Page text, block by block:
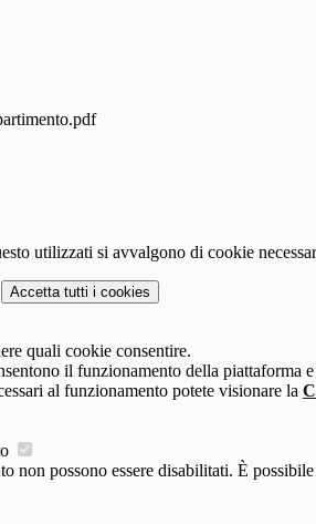
utilizzati si avvalgono di cookie
Accetta tutti i cookies
quali cookie consentire.
il funzionamento della piattaforma
al funzionamento potete visionare la
non possono essere disabilitati. È